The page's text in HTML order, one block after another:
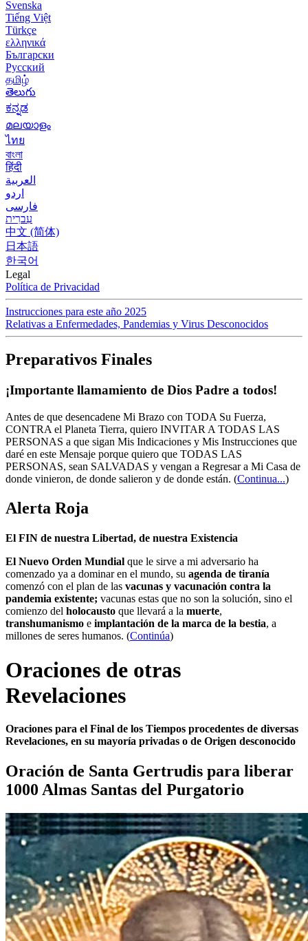
Svenska
Tiếng Việt
Türkçe
ελληνικά
Български
Русский
தமிழ்
తెలుగు
ಕನ್ನಡ
മലയാളം
ไทย
বাংলা
हिंदी
العربية
اردو
فارسی
עִברִית
中文 (简体)
日本語
한국어
Legal
Política de Privacidad
Instrucciones para este año 2025
Relativas a Enfermedades, Pandemias y Virus Desconocidos
Preparativos Finales
¡Importante llamamiento de Dios Padre a todos!
Antes de que desencadene Mi Brazo con TODA Su Fuerza,
CONTRA el Planeta Tierra, quiero INVITAR A TODAS LAS
PERSONAS a que sigan Mis Indicaciones y Mis Instrucciones que
daré en este Mensaje porque quiero que TODAS LAS
PERSONAS, sean SALVADAS y vengan a Regresar a Mi Casa de
donde vinieron, de donde salieron y de donde están. (Continua...)
Alerta Roja
El FIN de nuestra Libertad, de nuestra Existencia
El Nuevo Orden Mundial que le sirve a mi adversario ha
comenzado ya a dominar en el mundo, su agenda de tiranía
comenzó con el plan de las vacunas y vacunación contra la
pandemia existente; vacunas estas que no son la solución, sino el
comienzo del holocausto que llevará a la muerte,
transhumanismo e implantación de la marca de la bestia, a
millones de seres humanos. (Continúa)
Oraciones de otras
Revelaciones
Oraciones para el Final de los Tiempos procedentes de diversas
Revelaciones, en su mayoría privadas o de Origen desconocido
Oración de Santa Gertrudis para liberar
1000 Almas Santas del Purgatorio